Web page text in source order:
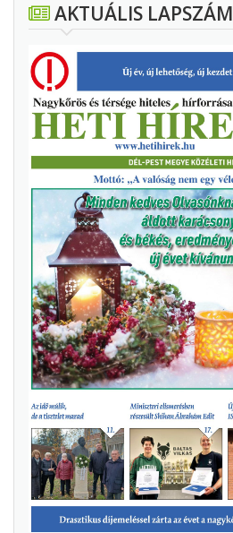
AKTUÁLIS LAPSZÁM